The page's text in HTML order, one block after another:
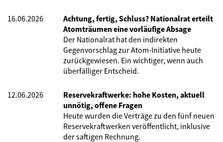
16.06.2026
Achtung, fertig, Schluss? Nationalrat erteilt
Atomträumen eine vorläufige Absage
Der Nationalrat hat den indirekten
Gegenvorschlag zur Atom-Initiative heute
zurückgewiesen. Ein wichtiger, wenn auch
überfälliger Entscheid.
12.06.2026
Reservekraftwerke: hohe Kosten, aktuell
unnötig, offene Fragen
Heute wurden die Verträge zu den fünf neuen
Reservekraftwerken veröffentlicht, inklusive
der saftigen Rechnung.